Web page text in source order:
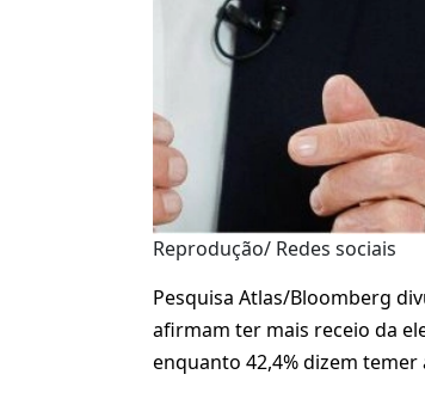
Reprodução/ Redes sociais
Pesquisa Atlas/Bloomberg
afirmam ter mais receio da
enquanto 42,4% dizem temer